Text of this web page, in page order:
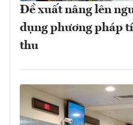
Đề xuất nâng lên
dụng phương pháp
thu